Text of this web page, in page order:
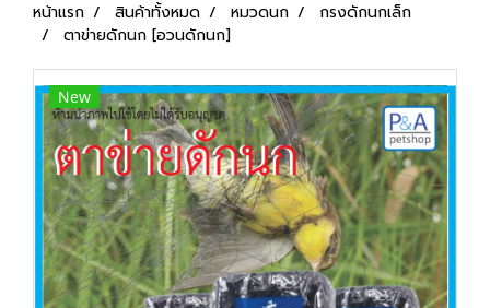
หน้าแรก สินค้าทั้งหมด หมวดนก
กรงดักนกเล็ก
ตาข่ายดักนก [อวนดักนก]
New